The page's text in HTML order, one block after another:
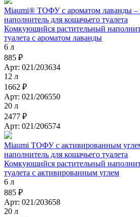
Miaumi® ТОФУ с ароматом лаванды
наполнитель для кошачьего туалета
Комкующийся растительный
туалета с ароматом лаванды
6 л
885 ₽
Арт: 021/203634
12 л
1662 ₽
Арт: 021/206550
20 л
2477 ₽
Арт: 021/206574
Miaumi ТОФУ с активированным
наполнитель для кошачьего туалета
Комкующийся растительный
туалета с активированным углем
6 л
885 ₽
Арт: 021/203658
20 л